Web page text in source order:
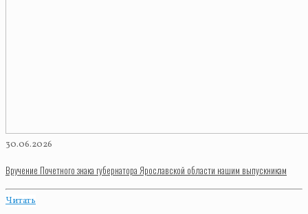
30.06.2026
Вручение Почетного знака губернатора Ярославской области нашим выпускникам
Читать